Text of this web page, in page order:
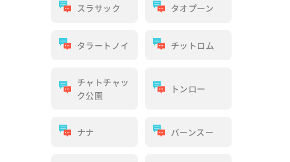
スラサック タオプーン
タラートノイ チットロム
チャトチャッ
ク公園
トンロー
ナナ バーンスー